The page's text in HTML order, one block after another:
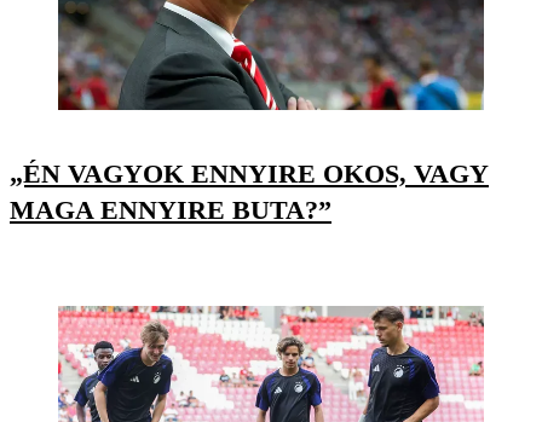
„ÉN VAGYOK ENNYIRE OKOS, VAGY
MAGA ENNYIRE BUTA?”